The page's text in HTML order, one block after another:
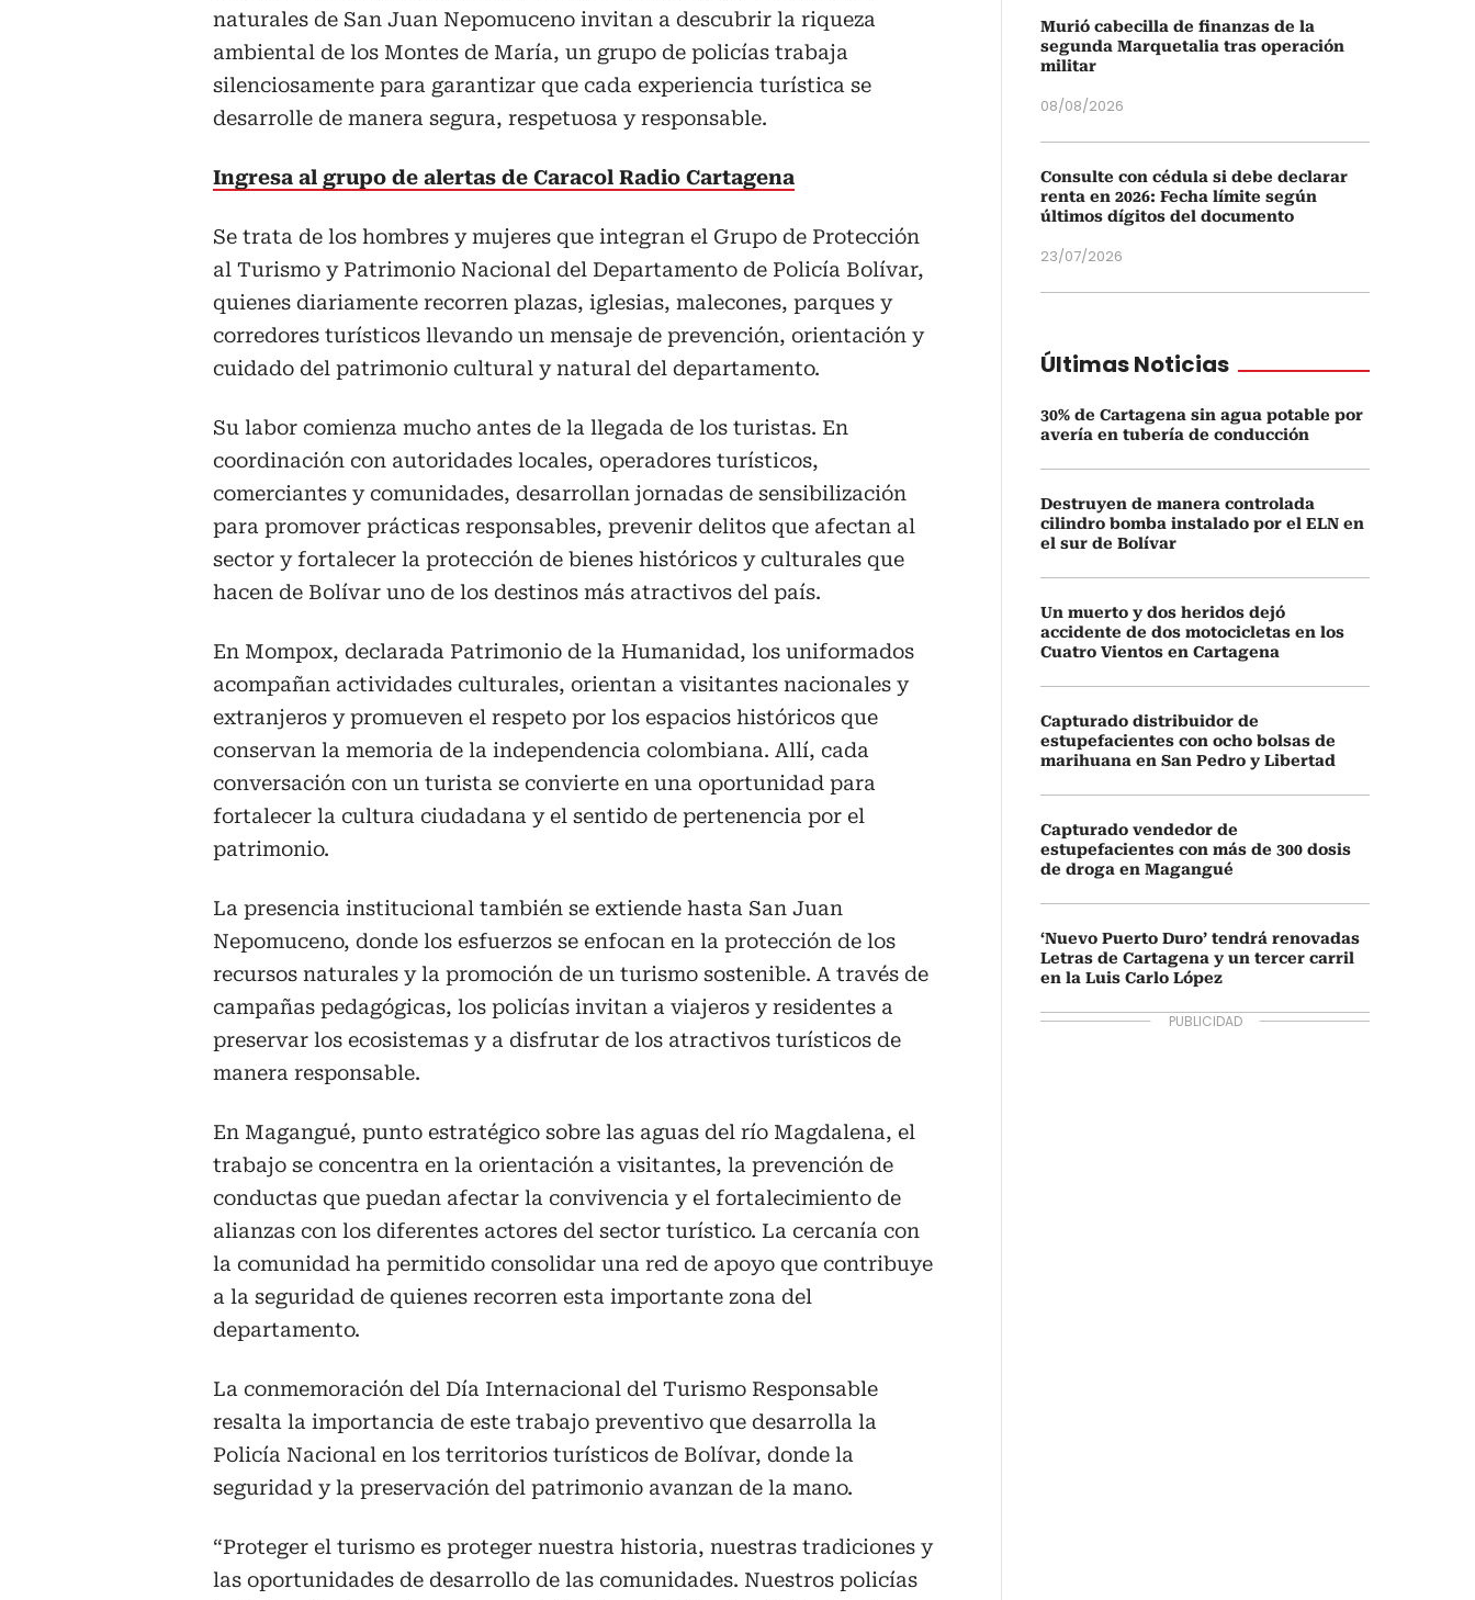
naturales de San Juan Nepomuceno invitan a descubrir la riqueza
ambiental de los Montes de María, un grupo de policías trabaja
silenciosamente para garantizar que cada experiencia turística se
desarrolle de manera segura, respetuosa y responsable.
Ingresa al grupo de alertas de Caracol Radio Cartagena
Se trata de los hombres y mujeres que integran el Grupo de Protección
al Turismo y Patrimonio Nacional del Departamento de Policía Bolívar,
quienes diariamente recorren plazas, iglesias, malecones, parques y
corredores turísticos llevando un mensaje de prevención, orientación y
cuidado del patrimonio cultural y natural del departamento.
Su labor comienza mucho antes de la llegada de los turistas. En
coordinación con autoridades locales, operadores turísticos,
comerciantes y comunidades, desarrollan jornadas de sensibilización
para promover prácticas responsables, prevenir delitos que afectan al
sector y fortalecer la protección de bienes históricos y culturales que
hacen de Bolívar uno de los destinos más atractivos del país.
En Mompox, declarada Patrimonio de la Humanidad, los uniformados
acompañan actividades culturales, orientan a visitantes nacionales y
extranjeros y promueven el respeto por los espacios históricos que
conservan la memoria de la independencia colombiana. Allí, cada
conversación con un turista se convierte en una oportunidad para
fortalecer la cultura ciudadana y el sentido de pertenencia por el
patrimonio.
La presencia institucional también se extiende hasta San Juan
Nepomuceno, donde los esfuerzos se enfocan en la protección de los
recursos naturales y la promoción de un turismo sostenible. A través de
campañas pedagógicas, los policías invitan a viajeros y residentes a
preservar los ecosistemas y a disfrutar de los atractivos turísticos de
manera responsable.
En Magangué, punto estratégico sobre las aguas del río Magdalena, el
trabajo se concentra en la orientación a visitantes, la prevención de
conductas que puedan afectar la convivencia y el fortalecimiento de
alianzas con los diferentes actores del sector turístico. La cercanía con
la comunidad ha permitido consolidar una red de apoyo que contribuye
a la seguridad de quienes recorren esta importante zona del
departamento.
La conmemoración del Día Internacional del Turismo Responsable
resalta la importancia de este trabajo preventivo que desarrolla la
Policía Nacional en los territorios turísticos de Bolívar, donde la
seguridad y la preservación del patrimonio avanzan de la mano.
“Proteger el turismo es proteger nuestra historia, nuestras tradiciones y
las oportunidades de desarrollo de las comunidades. Nuestros policías
Murió cabecilla de finanzas de la
segunda Marquetalia tras operación
militar
08/08/2026
Consulte con cédula si debe declarar
renta en 2026: Fecha límite según
últimos dígitos del documento
23/07/2026
Últimas Noticias
30% de Cartagena sin agua potable por
avería en tubería de conducción
Destruyen de manera controlada
cilindro bomba instalado por el ELN en
el sur de Bolívar
Un muerto y dos heridos dejó
accidente de dos motocicletas en los
Cuatro Vientos en Cartagena
Capturado distribuidor de
estupefacientes con ocho bolsas de
marihuana en San Pedro y Libertad
Capturado vendedor de
estupefacientes con más de 300 dosis
de droga en Magangué
‘Nuevo Puerto Duro’ tendrá renovadas
Letras de Cartagena y un tercer carril
en la Luis Carlo López